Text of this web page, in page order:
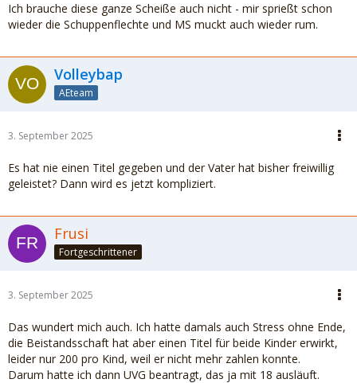
Ich brauche diese ganze Scheiße auch nicht - mir sprießt schon
wieder die Schuppenflechte und MS muckt auch wieder rum.
Volleybap
AEteam
3. September 2025
Es hat nie einen Titel gegeben und der Vater hat bisher freiwillig
geleistet? Dann wird es jetzt kompliziert.
Frusi
Fortgeschrittener
3. September 2025
Das wundert mich auch. Ich hatte damals auch Stress ohne Ende,
die Beistandsschaft hat aber einen Titel für beide Kinder erwirkt,
leider nur 200 pro Kind, weil er nicht mehr zahlen konnte.
Darum hatte ich dann UVG beantragt, das ja mit 18 ausläuft.